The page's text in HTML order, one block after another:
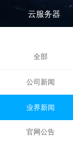
云服务器
全部
公司新闻
业界新闻
官网公告